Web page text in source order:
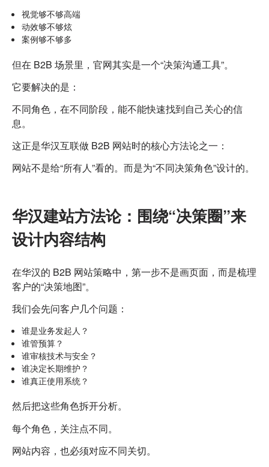
视觉够不够高端
动效够不够炫
案例够不够多
但在 B2B 场景里，官网其实是一个“决策沟通工具”。
它要解决的是：
不同角色，在不同阶段，能不能快速找到自己关心的信
息。
这正是华汉互联做 B2B 网站时的核心方法论之一：
网站不是给“所有人”看的。 而是为“不同决策角色”设计的。
华汉建站方法论：围绕“决策圈”来
设计内容结构
在华汉的 B2B 网站策略中，第一步不是画页面，而是梳理
客户的“决策地图”。
我们会先问客户几个问题：
谁是业务发起人？
谁管预算？
谁审核技术与安全？
谁决定长期维护？
谁真正使用系统？
然后把这些角色拆开分析。
每个角色，关注点不同。
网站内容，也必须对应不同关切。